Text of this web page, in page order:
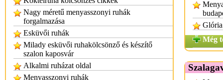
Nagy méretű menyasszonyi ruhák
forgalmazása
Esküvői ruhák
Milady esküvői ruhakölcsönző és készítő
szalon kaposvár
Alkalmi ruházat oldal
Menyasszonyi ruhák
Még